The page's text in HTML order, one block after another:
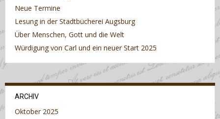
Neue Termine
Lesung in der Stadtbücherei Augsburg
Über Menschen, Gott und die Welt
Würdigung von Carl und ein neuer Start 2025
ARCHIV
Oktober 2025